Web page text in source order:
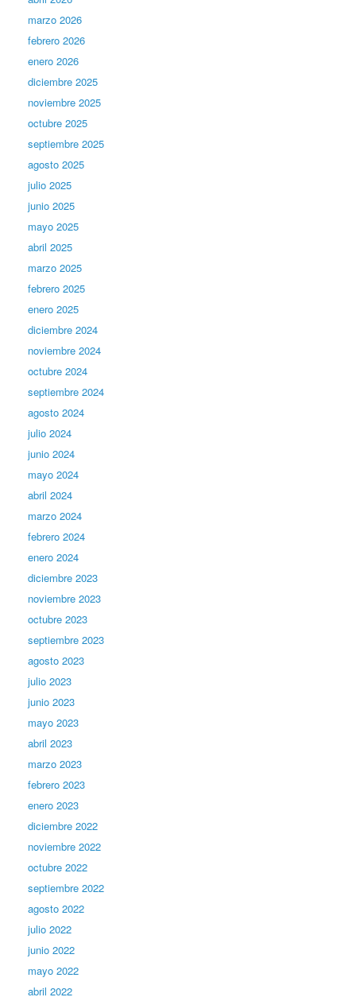
marzo 2026
febrero 2026
enero 2026
diciembre 2025
noviembre 2025
octubre 2025
septiembre 2025
agosto 2025
julio 2025
junio 2025
mayo 2025
abril 2025
marzo 2025
febrero 2025
enero 2025
diciembre 2024
noviembre 2024
octubre 2024
septiembre 2024
agosto 2024
julio 2024
junio 2024
mayo 2024
abril 2024
marzo 2024
febrero 2024
enero 2024
diciembre 2023
noviembre 2023
octubre 2023
septiembre 2023
agosto 2023
julio 2023
junio 2023
mayo 2023
abril 2023
marzo 2023
febrero 2023
enero 2023
diciembre 2022
noviembre 2022
octubre 2022
septiembre 2022
agosto 2022
julio 2022
junio 2022
mayo 2022
abril 2022